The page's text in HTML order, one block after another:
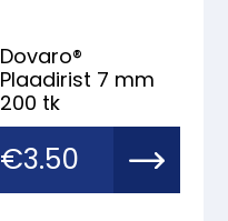
Dovaro®
Plaadirist 7 mm
200 tk
€3.50